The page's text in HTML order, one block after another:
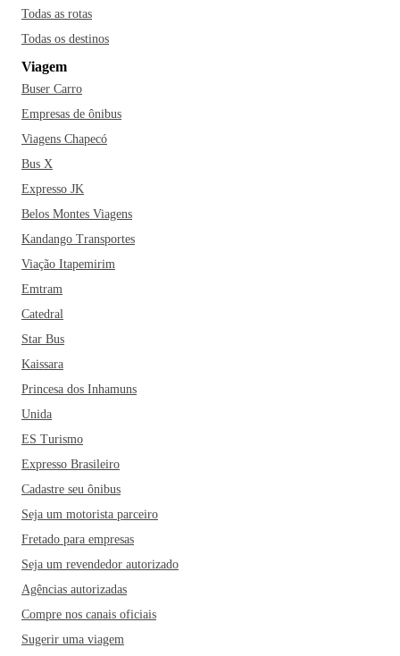
Todas as rotas
Todas os destinos
Viagem
Buser Carro
Empresas de ônibus
Viagens Chapecó
Bus X
Expresso JK
Belos Montes Viagens
Kandango Transportes
Viação Itapemirim
Emtram
Catedral
Star Bus
Kaissara
Princesa dos Inhamuns
Unida
ES Turismo
Expresso Brasileiro
Cadastre seu ônibus
Seja um motorista parceiro
Fretado para empresas
Seja um revendedor autorizado
Agências autorizadas
Compre nos canais oficiais
Sugerir uma viagem